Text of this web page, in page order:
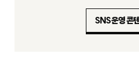
SNS운영 콘